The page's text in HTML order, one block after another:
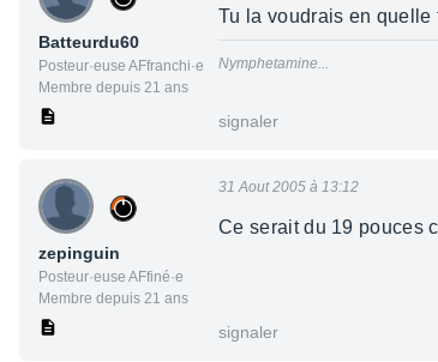
Batteurdu60
Posteur·euse AFfranchi·e
Membre depuis 21 ans
Tu la voudrais en
Nymphetamine...
signaler
zepinguin
Posteur·euse AFfiné·e
Membre depuis 21 ans
31 Aout 2005 à 13:12
Ce serait du 19 pouces
signaler